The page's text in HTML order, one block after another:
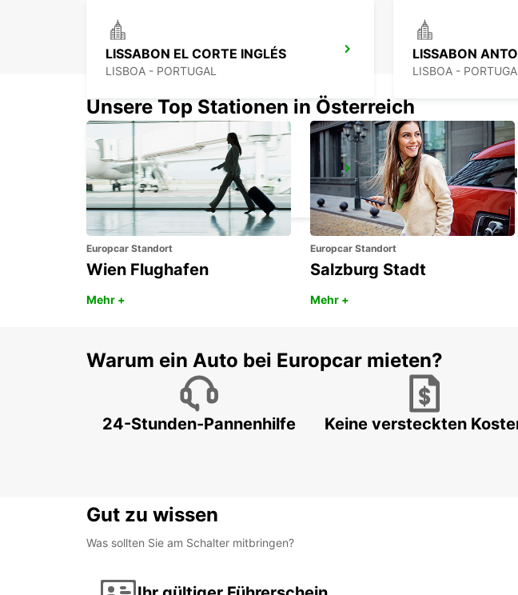
LISSABON EL CORTE INGLÉS
LISBOA - PORTUGAL
LISSABON
LISBOA -
LISSABON STADTZENTRUM
LISBOA - PORTUGAL LISBOA -
Unsere Top Stationen in Österreich
Europcar Standort
Wien Flughafen
Mehr +
Europcar Standort
Salzburg Stadt
Mehr +
Warum ein Auto bei Europcar mieten?
24-Stunden-Pannenhilfe Keine versteckten
Gut zu wissen
Was sollten Sie am Schalter mitbringen?